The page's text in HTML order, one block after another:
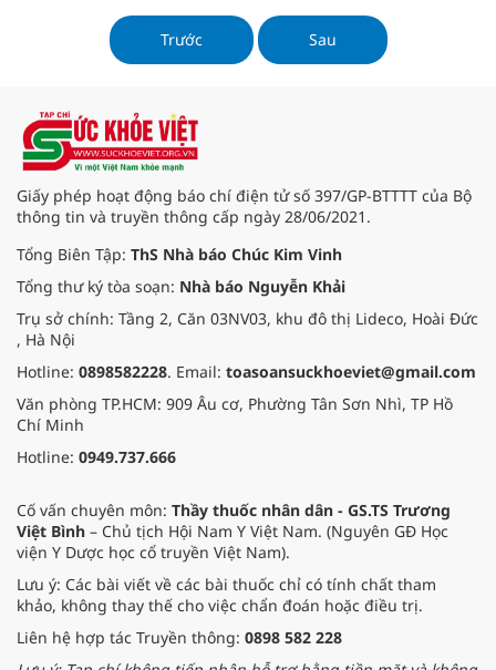
Chăm sóc Sức khỏe, Sắc đẹp Tầm
Nhìn Mới đã tổ chức buổi gặp gỡ
báo chí, chính thức công bố Hội
Trước Sau
Giấy phép hoạt động báo chí điện tử số 397/GP-BTTTT của Bộ
thông tin và truyền thông cấp ngày 28/06/2021.
Tổng Biên Tập: ThS Nhà báo Chúc Kim Vinh
Tổng thư ký tòa soạn: Nhà báo Nguyễn Khải
Trụ sở chính: Tầng 2, Căn 03NV03, khu đô thị Lideco, Hoài Đức
, Hà Nội
Hotline: 0898582228. Email: toasoansuckhoeviet@gmail.com
Văn phòng TP.HCM: 909 Âu cơ, Phường Tân Sơn Nhì, TP Hồ
Chí Minh
Hotline: 0949.737.666
Cố vấn chuyên môn: Thầy thuốc nhân dân - GS.TS Trương
Việt Bình – Chủ tịch Hội Nam Y Việt Nam. (Nguyên GĐ Học
viện Y Dược học cổ truyền Việt Nam).
Lưu ý: Các bài viết về các bài thuốc chỉ có tính chất tham
khảo, không thay thế cho việc chẩn đoán hoặc điều trị.
Liên hệ hợp tác Truyền thông: 0898 582 228